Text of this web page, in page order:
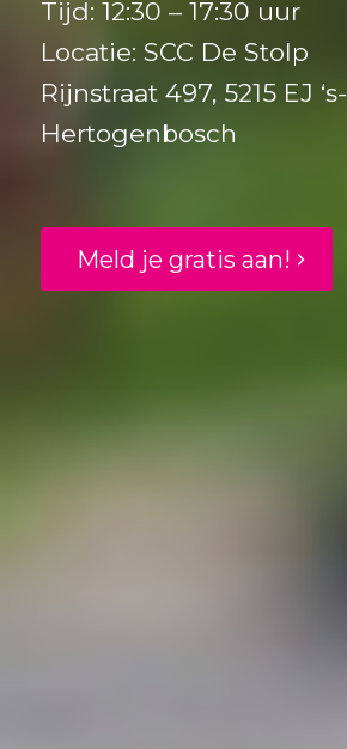
Tijd: 12:30 – 17:30 uur
Locatie: SCC De Stolp
Rijnstraat 497, 5215 EJ ‘s-
Hertogenbosch
Meld je gratis aan!